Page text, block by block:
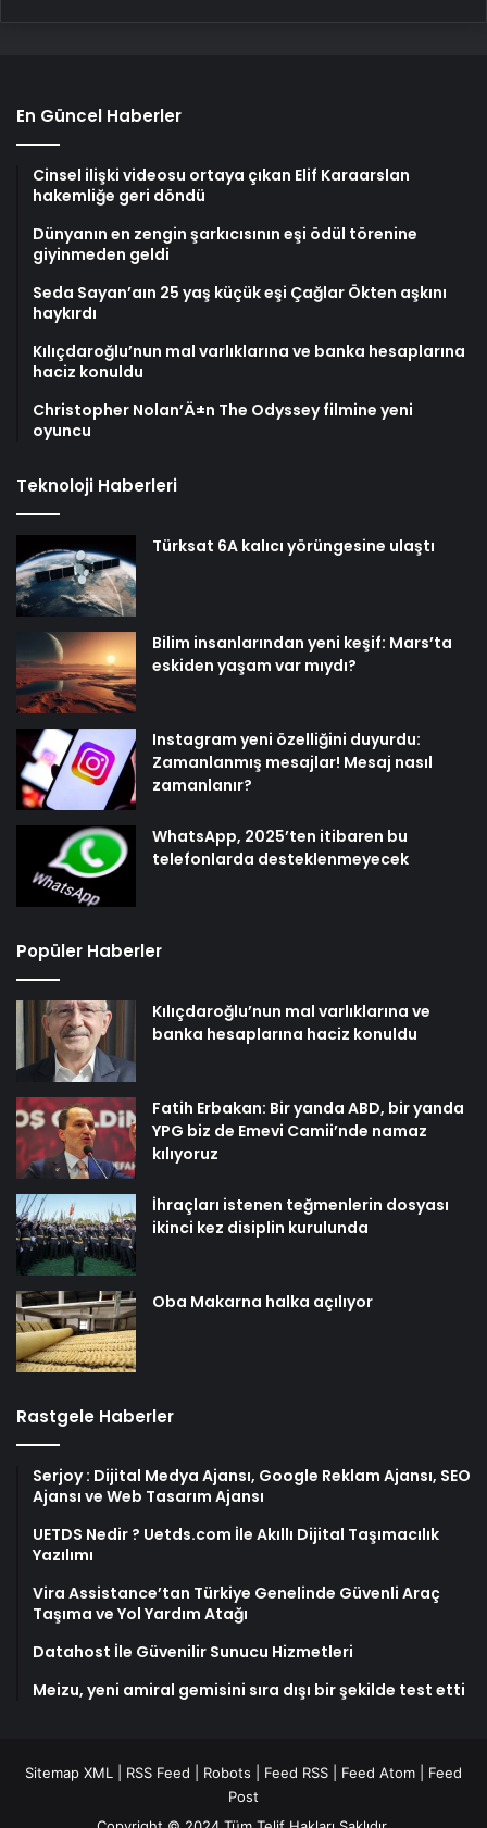
En Güncel Haberler
Cinsel ilişki videosu ortaya çıkan Elif Karaarslan
hakemliğe geri döndü
Dünyanın en zengin şarkıcısının eşi ödül törenine
giyinmeden geldi
Seda Sayan’aın 25 yaş küçük eşi Çağlar Ökten aşkını
haykırdı
Kılıçdaroğlu’nun mal varlıklarına ve banka hesaplarına
haciz konuldu
Christopher Nolan’Ä±n The Odyssey filmine yeni
oyuncu
Teknoloji Haberleri
Türksat 6A kalıcı yörüngesine ulaştı
Bilim insanlarından yeni keşif: Mars’ta
eskiden yaşam var mıydı?
Instagram yeni özelliğini duyurdu:
Zamanlanmış mesajlar! Mesaj nasıl
zamanlanır?
WhatsApp, 2025’ten itibaren bu
telefonlarda desteklenmeyecek
Popüler Haberler
Kılıçdaroğlu’nun mal varlıklarına ve
banka hesaplarına haciz konuldu
Fatih Erbakan: Bir yanda ABD, bir yanda
YPG biz de Emevi Camii’nde namaz
kılıyoruz
İhraçları istenen teğmenlerin dosyası
ikinci kez disiplin kurulunda
Oba Makarna halka açılıyor
Rastgele Haberler
Serjoy : Dijital Medya Ajansı, Google Reklam Ajansı, SEO
Ajansı ve Web Tasarım Ajansı
UETDS Nedir ? Uetds.com İle Akıllı Dijital Taşımacılık
Yazılımı
Vira Assistance’tan Türkiye Genelinde Güvenli Araç
Taşıma ve Yol Yardım Atağı
Datahost İle Güvenilir Sunucu Hizmetleri
Meizu, yeni amiral gemisini sıra dışı bir şekilde test etti
Sitemap XML RSS Feed Robots Feed RSS Feed Atom
Feed
Post